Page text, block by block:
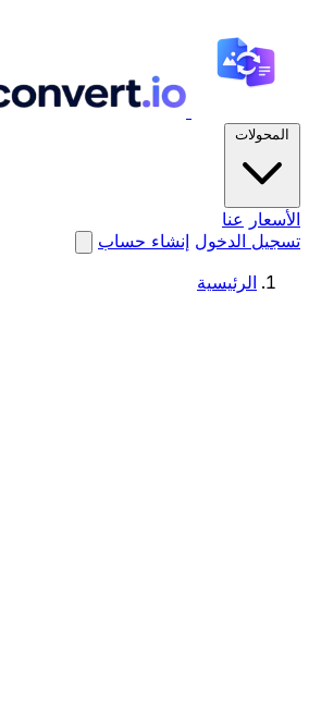
المحولات
الأسعار عنا
تسجيل الدخول إنشاء حساب
الرئيسية